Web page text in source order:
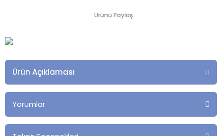
Ürünü Paylaş
Ürün Açıklaması
Yorumlar